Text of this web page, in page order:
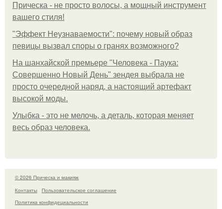
Прическа - не просто волосы, а мощный инструмент
вашего стиля!
"Эффект Неузнаваемости": почему новый образ
певицы вызвал споры о гранях возможного?
На шанхайской премьере "Человека - Паука:
Совершенно Новый День" зендея выбрала не
просто очередной наряд, а настоящий артефакт
высокой моды.
Улыбка - это не мелочь, а деталь, которая меняет
весь образ человека.
© 2026 Прическа и макияж
Контакты
Пользовательское соглашение
Политика конфидециальности